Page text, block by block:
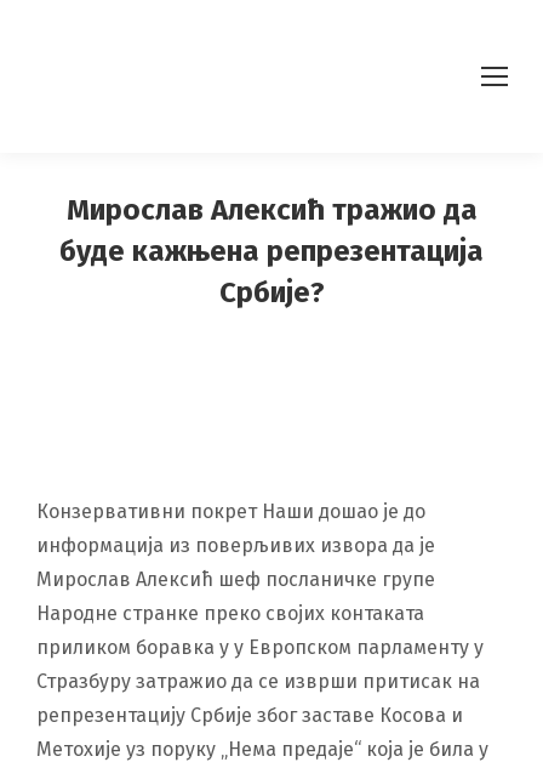
Мирослав Алексић тражио да
буде кажњена репрезентација
Србије?
Конзервативни покрет Наши дошао је до
информација из поверљивих извора да је
Мирослав Алексић шеф посланичке групе
Народне странке преко својих контаката
приликом боравка у у Европском парламенту у
Стразбуру затражио да се изврши притисак на
репрезентацију Србије због заставе Косова и
Метохије уз поруку „Нема предаје“ која је била у